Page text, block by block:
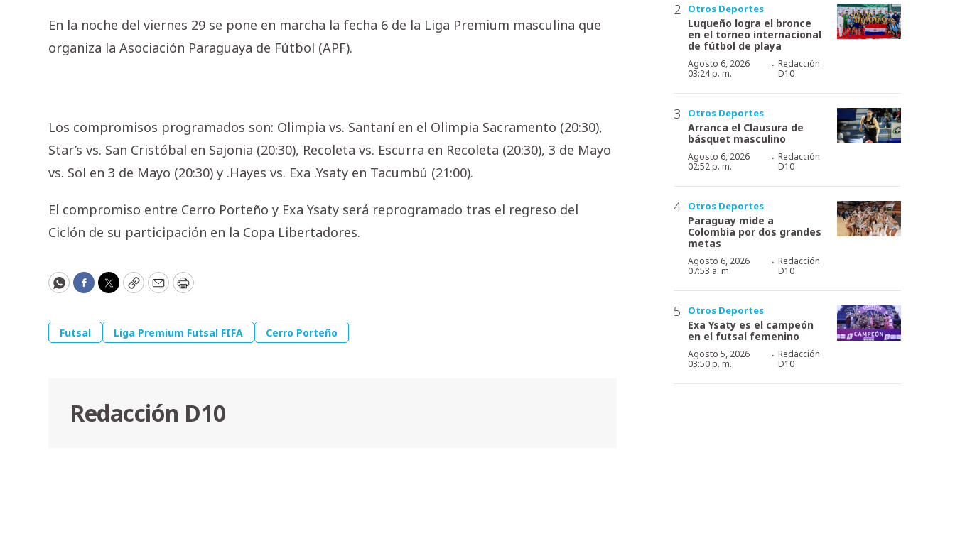
En la noche del viernes 29 se pone en marcha la fecha 6 de la Liga Premium masculina que
organiza la Asociación Paraguaya de Fútbol (APF).
Los compromisos programados son: Olimpia vs. Santaní en el Olimpia Sacramento (20:30),
Star’s vs. San Cristóbal en Sajonia (20:30), Recoleta vs. Escurra en Recoleta (20:30), 3 de Mayo
vs. Sol en 3 de Mayo (20:30) y .Hayes vs. Exa .Ysaty en Tacumbú (21:00).
El compromiso entre Cerro Porteño y Exa Ysaty será reprogramado tras el regreso del
Ciclón de su participación en la Copa Libertadores.
WhatsApp
Facebook
Twitter
CopyEmailPrint
Futsal Liga Premium Futsal FIFA Cerro Porteño
Redacción D10
Otros Deportes
Luqueño logra el bronce
en el torneo internacional
de fútbol de playa
Agosto 6, 2026
03:24 p. m.
· Redacción
D10
Otros Deportes
Arranca el Clausura de
básquet masculino
Agosto 6, 2026
02:52 p. m.
· Redacción
D10
Otros Deportes
Paraguay mide a
Colombia por dos grandes
metas
Agosto 6, 2026
07:53 a. m.
· Redacción
D10
Otros Deportes
Exa Ysaty es el campeón
en el futsal femenino
Agosto 5, 2026
03:50 p. m.
· Redacción
D10